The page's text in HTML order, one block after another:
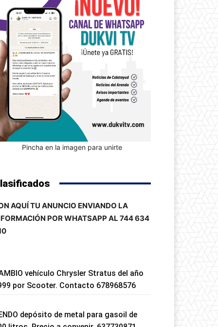
Pincha en la imagen para unirte
AQUÍ TU ANUNCIO ENVIANDO LA
POR WHATSAPP AL 744 634
vehículo Chrysler Stratus del año
por Scooter. Contacto 678968576
depósito de metal para gasoil de